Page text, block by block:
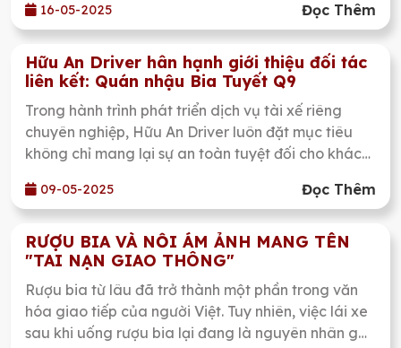
bạn chọn cầm lái sau khi uống rượu bia.
16-05-2025 Đọc Thêm
Hữu An Driver hân hạnh giới thiệu đối tác
liên kết: Quán nhậu Bia Tuyết Q9
Trong hành trình phát triển dịch vụ tài xế riêng
chuyên nghiệp, Hữu An Driver luôn đặt mục tiêu
không chỉ mang lại sự an toàn tuyệt đối cho khách
rộng giá trị cộng thêm cho cộng đồng người dùng.
Với tinh thần đó, Hữu An Driver chính thức công bố
mối quan hệ hợp tác liên kết cùng Quán nhậu Bia
Tuyết – một địa chỉ ẩm thực quen thuộc và được
yêu thích tại khu vực Bình Thạnh, Thành phố Hồ Chí
Minh.
09-05-2025 Đọc Thêm
RƯỢU BIA VÀ NỖI ÁM ẢNH MANG TÊN
"TAI NẠN GIAO THÔNG"
Rượu bia từ lâu đã trở thành một phần trong văn
hóa giao tiếp của người Việt. Tuy nhiên, việc lái xe
sau khi uống rượu bia lại đang là nguyên nhân gây